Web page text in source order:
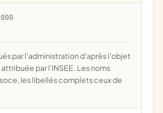
par l'INSEE. Les noms
les libellés complets ceux de